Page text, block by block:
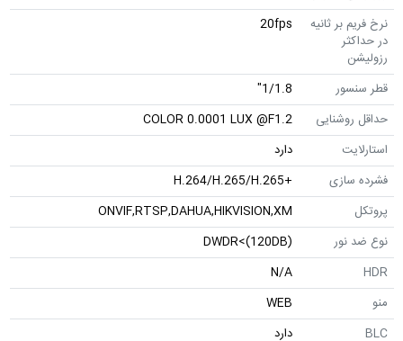
بر ثانیه
20fps
1/1.8"
COLOR 0.0001 LUX @F1.2
+H.264/H.265/H.265
ONVIF,RTSP,DAHUA,HIKVISION,XM
DWDR<(120DB)